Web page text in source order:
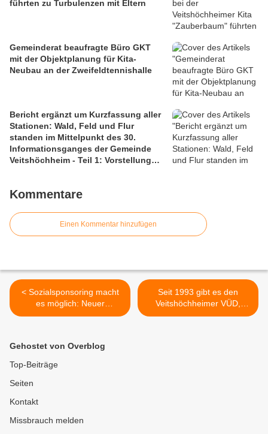
führten zu Turbulenzen mit Eltern
Gemeinderat beaufragte Büro GKT
mit der Objektplanung für Kita-
Neubau an der Zweifeldtennishalle
Bericht ergänzt um Kurzfassung aller
Stationen: Wald, Feld und Flur
standen im Mittelpunkt des 30.
Informationsganges der Gemeinde
Veitshöchheim - Teil 1: Vorstellung
Kommentare
Einen Kommentar hinzufügen
< Sozialsponsoring macht
es möglich: Neuer
Veitshöchheimer
kostenfrei ein Pflegedienst-
Seit 1993 gibt es den
Veitshöchheimer VÜD,
zuletzt zuständig auch für
Gehostet von Overblog
Top-Beiträge
Seiten
Kontakt
Missbrauch melden